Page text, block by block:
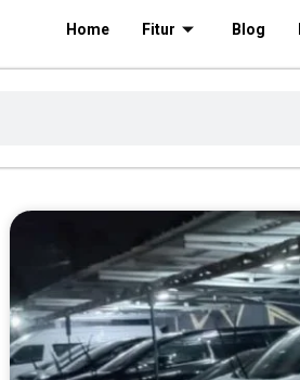
Home Fitur Blog